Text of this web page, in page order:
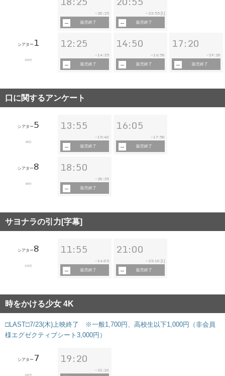
~ 20:25
販売終了
~ 22:55 [L]
販売終了
シアター 1
102分
12:25
~14:25
販売終了
14:50
~16:50
販売終了
17:20
~19:20
販売終了
口に関するアンケート
シアター5
89分
13:55
~15:40
販売終了
16:05
~17:50
販売終了
シアター8
89分
18:50
~ 20:35
販売終了
サヨナラの引力[字幕]
シアター8
115分
11:55
~ 14:05
販売終了
21:00
~ 23:10 [L]
販売終了
時をかける少女 4K
□LAST□7/23(木)上映終了 ※一般1,700円、高校生以下1,000円（非会員
様エグゼクティブシート3,000円）
シアター 7
100分
19:20
~ 21:10